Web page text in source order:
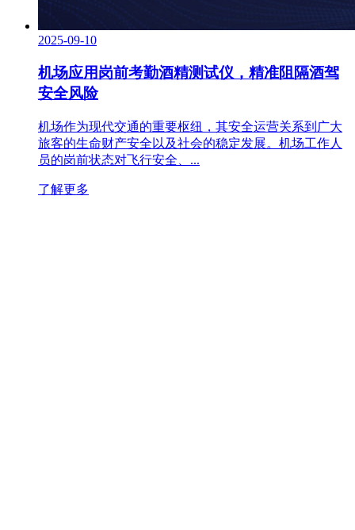
2025-09-10
机场应用岗前考勤酒精测试仪，精准阻隔酒驾
安全风险
机场作为现代交通的重要枢纽，其安全运营关系到广大
旅客的生命财产安全以及社会的稳定发展。机场工作人
员的岗前状态对飞行安全、...
了解更多